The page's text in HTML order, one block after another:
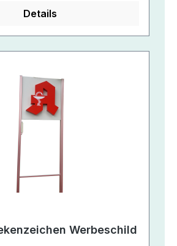
Details
Werbeschild